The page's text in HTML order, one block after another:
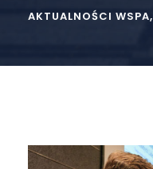
AKTUALNOŚCI WSPA,